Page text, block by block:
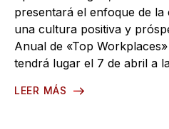
presentará el enfoque de
una cultura positiva y
Anual de «Top
tendrá lugar el 7 de abril a
LEER MÁS